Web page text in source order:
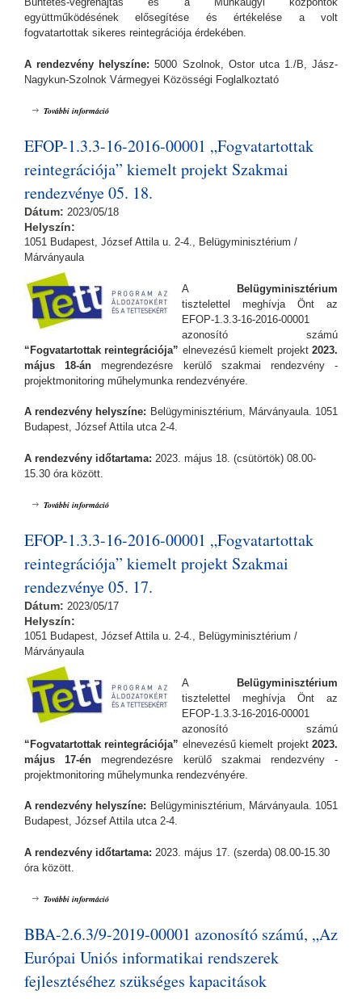
együttműködésének elősegítése és értékelése a volt
fogvatartottak sikeres reintegrációja érdekében.
A rendezvény helyszíne: 5000 Szolnok, Ostor utca 1./B, Jász-
Nagykun-Szolnok Vármegyei Közösségi Foglalkoztató
További információ
EFOP-1.3.3-16-2016-00001 „Fogvatartottak
reintegrációja” kiemelt projekt Szakmai
rendezvénye 05. 18.
Dátum: 2023/05/18
Helyszín:
1051 Budapest, József Attila u. 2-4., Belügyminisztérium /
Márványaula
A Belügyminisztérium
tisztelettel meghívja Önt az
EFOP-1.3.3-16-2016-00001
azonosító számú
“Fogvatartottak reintegrációja” elnevezésű kiemelt projekt2023.
május 18-án megrendezésre kerülő szakmai rendezvény -
projektmonitoring műhelymunka rendezvényére.
A rendezvény helyszíne: Belügyminisztérium, Márványaula. 1051
Budapest, József Attila utca 2-4.
A rendezvény időtartama: 2023. május 18. (csütörtök) 08.00-
15.30 óra között.
További információ
EFOP-1.3.3-16-2016-00001 „Fogvatartottak
reintegrációja” kiemelt projekt Szakmai
rendezvénye 05. 17.
Dátum: 2023/05/17
Helyszín:
1051 Budapest, József Attila u. 2-4., Belügyminisztérium /
Márványaula
A Belügyminisztérium
tisztelettel meghívja Önt az
EFOP-1.3.3-16-2016-00001
azonosító számú
“Fogvatartottak reintegrációja” elnevezésű kiemelt projekt2023.
május 17-én megrendezésre kerülő szakmai rendezvény -
projektmonitoring műhelymunka rendezvényére.
A rendezvény helyszíne: Belügyminisztérium, Márványaula. 1051
Budapest, József Attila utca 2-4.
A rendezvény időtartama: 2023. május 17. (szerda) 08.00-15.30
óra között.
További információ
BBA-2.6.3/9-2019-00001 azonosító számú, „Az
Európai Uniós informatikai rendszerek
fejlesztéséhez szükséges kapacitások